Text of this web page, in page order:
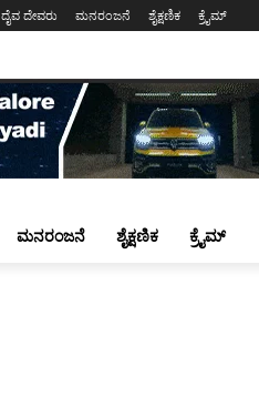
ದೈವ ದೇವರು ಮನರಂಜನೆ ಶೈಕ್ಷಣಿಕ ಕ್ರೈಮ್
ಮನರಂಜನೆ ಶೈಕ್ಷಣಿಕ ಕ್ರೈಮ್